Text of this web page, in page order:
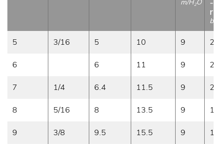
m/H2O -
bar
5 3/16 5 10 9 20
6 6 11 9 20
7 1/4 6.4 11.5 9 20
8 5/16 8 13.5 9 18
9 3/8 9.5 15.5 9 18